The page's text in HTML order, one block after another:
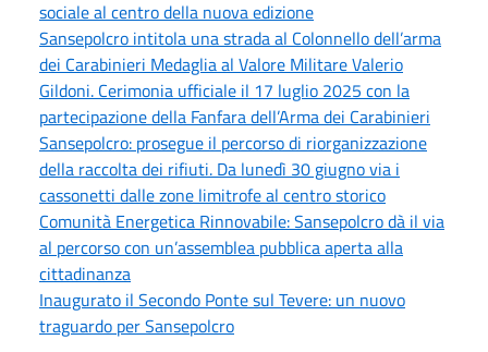
sociale al centro della nuova edizione
Sansepolcro intitola una strada al Colonnello dell’arma
dei Carabinieri Medaglia al Valore Militare Valerio
Gildoni. Cerimonia ufficiale il 17 luglio 2025 con la
partecipazione della Fanfara dell’Arma dei Carabinieri
Sansepolcro: prosegue il percorso di riorganizzazione
della raccolta dei rifiuti. Da lunedì 30 giugno via i
cassonetti dalle zone limitrofe al centro storico
Comunità Energetica Rinnovabile: Sansepolcro dà il via
al percorso con un’assemblea pubblica aperta alla
cittadinanza
Inaugurato il Secondo Ponte sul Tevere: un nuovo
traguardo per Sansepolcro